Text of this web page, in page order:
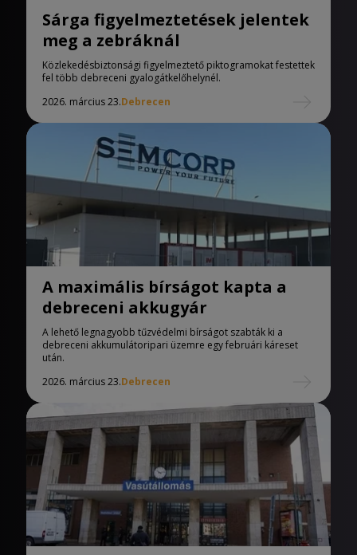
Sárga figyelmeztetések jelentek
meg a zebráknál
Közlekedésbiztonsági figyelmeztető piktogramokat festettek
fel több debreceni gyalogátkelőhelynél.
2026. március 23.Debrecen
A maximális bírságot kapta a
debreceni akkugyár
A lehető legnagyobb tűzvédelmi bírságot szabták ki a
debreceni akkumulátoripari üzemre egy februári káreset
után.
2026. március 23.Debrecen